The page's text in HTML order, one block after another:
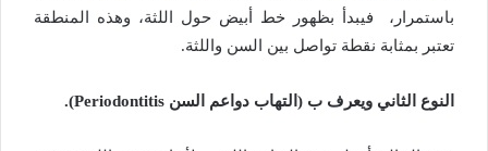
باستمرار، فيبدأ بظهور خط أبيض حول اللثة، وهذه المنطقة
تعتبر بمثابة نقطة تواصل بين السن واللثة.
النوع الثاني ويعرف ب (التهاب دواعم السن Periodontitis).